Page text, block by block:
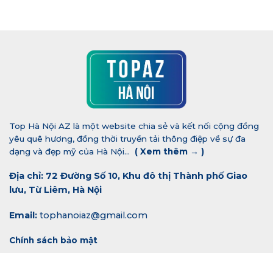
Top Hà Nội AZ là một website chia sẻ và kết nối cộng đồng
yêu quê hương, đồng thời truyền tải thông điệp về sự đa
dạng và đẹp mỹ của Hà Nội... ( Xem thêm → )
Địa chỉ: 72 Đường Số 10, Khu đô thị Thành phố Giao
lưu, Từ Liêm, Hà Nội
Email: tophanoiaz@gmail.com
Chính sách bảo mật